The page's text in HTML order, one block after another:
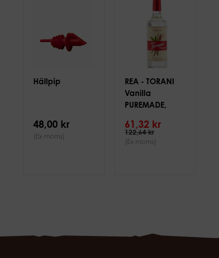
Hällpip
48,00 kr
(Ex moms)
REA - TORANI
Vanilla
PUREMADE,
61,32 kr
122,64 kr
(Ex moms)